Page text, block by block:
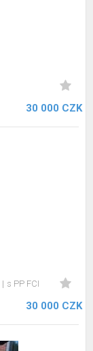
30 000 CZK
s PP FCI
30 000 CZK